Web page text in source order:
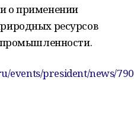
о применении
ресурсов
промышленности.
events/president/news/